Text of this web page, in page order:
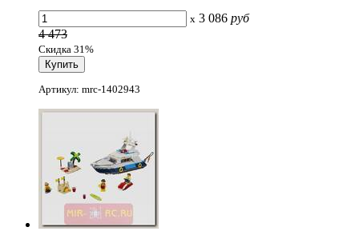
x 3 086 руб
4 473
Скидка 31%
Артикул: mrc-1402943